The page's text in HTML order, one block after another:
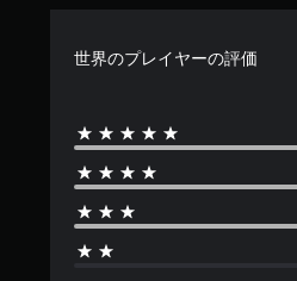
世界のプレイヤーの評価